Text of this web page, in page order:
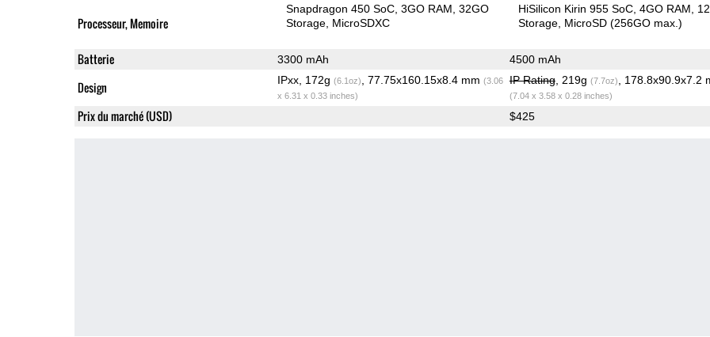
Processeur, Memoire
Snapdragon 450 SoC 3GO RAM 32GO
Storage MicroSDXC
HiSilicon Kirin 955 SoC 4GO RAM
Storage MicroSD (256GO max.)
Batterie 3300 mAh 4500 mAh
Design IPxx, 172g (6.1oz) , 77.75x160.15x8.4 mm (3.06
x 6.31 x 0.33 inches)
IP Rating, 219g (7.7oz) , 178.8x90.9x7.2
(7.04 x 3.58 x 0.28 inches)
Prix du marché (USD) $425